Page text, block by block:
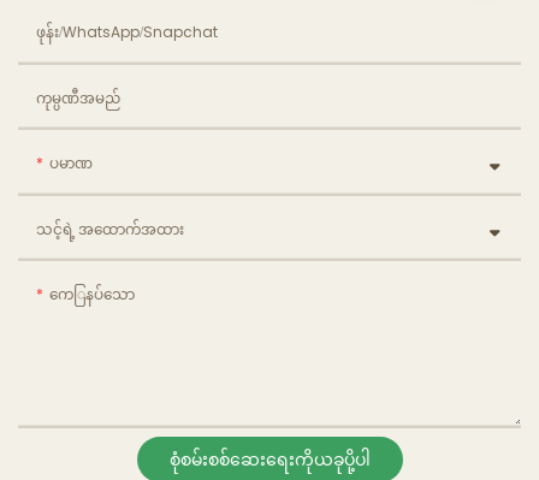
ဖုန်း/WhatsApp/Snapchat
ကုမ္ပဏီအမည်
ပမာဏ
သင့်ရဲ့ အထောက်အထား
ကေြနပ်သော
စုံစမ်းစစ်ဆေးရေးကိုယခုပို့ပါ